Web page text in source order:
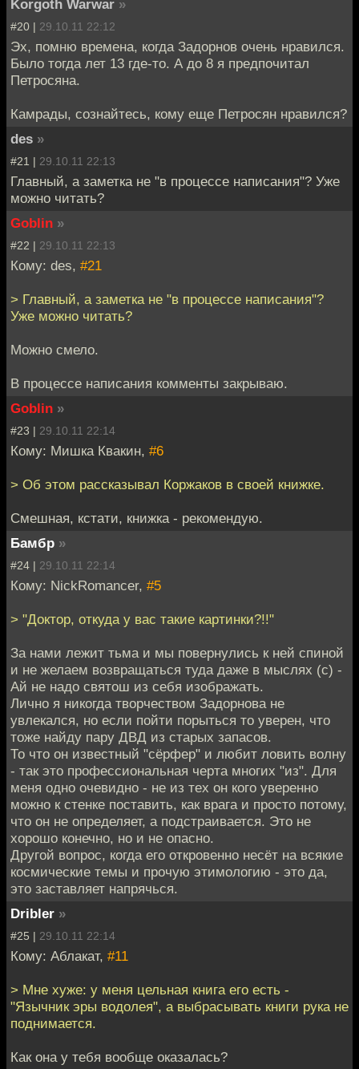
Korgoth Warwar »
#20 | 29.10.11 22:12
Эх, помню времена, когда Задорнов очень нравился.
Было тогда лет 13 где-то. А до 8 я предпочитал
Петросяна.
Камрады, сознайтесь, кому еще Петросян нравился?
des »
#21 | 29.10.11 22:13
Главный, а заметка не "в процессе написания"? Уже
можно читать?
Goblin »
#22 | 29.10.11 22:13
Кому: des, #21
> Главный, а заметка не "в процессе написания"?
Уже можно читать?
Можно смело.
В процессе написания комменты закрываю.
Goblin »
#23 | 29.10.11 22:14
Кому: Мишка Квакин, #6
> Об этом рассказывал Коржаков в своей книжке.
Смешная, кстати, книжка - рекомендую.
Бамбр »
#24 | 29.10.11 22:14
Кому: NickRomancer, #5
> "Доктор, откуда у вас такие картинки?!!"
За нами лежит тьма и мы повернулись к ней спиной
и не желаем возвращаться туда даже в мыслях (с) -
Ай не надо святош из себя изображать.
Лично я никогда творчеством Задорнова не
увлекался, но если пойти порыться то уверен, что
тоже найду пару ДВД из старых запасов.
То что он известный "сёрфер" и любит ловить волну
- так это профессиональная черта многих "из". Для
меня одно очевидно - не из тех он кого уверенно
можно к стенке поставить, как врага и просто потому,
что он не определяет, а подстраивается. Это не
хорошо конечно, но и не опасно.
Другой вопрос, когда его откровенно несёт на всякие
космические темы и прочую этимологию - это да,
это заставляет напрячься.
Dribler »
#25 | 29.10.11 22:14
Кому: Аблакат, #11
> Мне хуже: у меня цельная книга его есть -
"Язычник эры водолея", а выбрасывать книги рука не
поднимается.
Как она у тебя вообще оказалась?